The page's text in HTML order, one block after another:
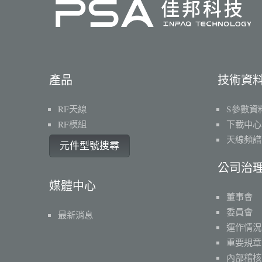
產品
RF天線
RF模組
元件型號搜尋
媒體中心
最新消息
技術資
S參數資
下載中心
天線頻
公司治
董事會
委員會
運作情況
重要規章
內部稽核